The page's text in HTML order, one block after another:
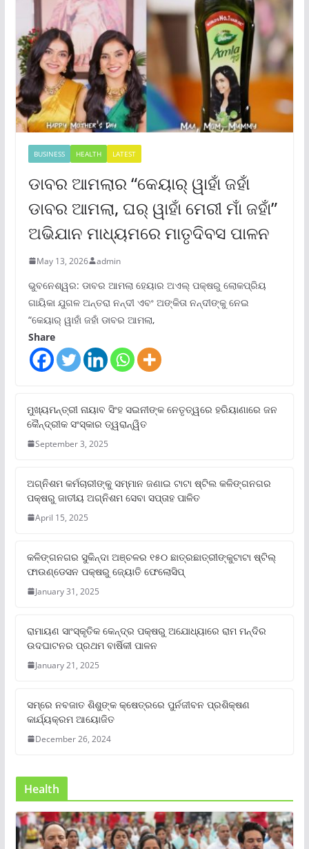
BUSINESS HEALTH LATEST
ଡାବର ଆମଲାର “କେୟାର୍ ୱାହାଁ ଜହାଁ
ଡାବର ଆମଲା, ଘର୍ ୱାହାଁ ମେରୀ ମାଁ ଜହାଁ”
ଅଭିଯାନ ମାଧ୍ୟମରେ ମାତୃଦିବସ ପାଳନ
May 13, 2026 admin
ଭୁବନେଶ୍ୱର: ଡାବର ଆମଲା ହେୟାର ଅଏଲ୍ ପକ୍ଷରୁ ଲୋକପ୍ରିୟ
ଗାୟିକା ଯୁଗଳ ଅନ୍ତରା ନନ୍ଦୀ ଏବଂ ଅଙ୍କିତା ନନ୍ଦୀଙ୍କୁ ନେଇ
“କେୟାର୍ ୱାହାଁ ଜହାଁ ଡାବର ଆମଲା,
Share
ମୁଖ୍ୟମନ୍ତ୍ରୀ ନାୟାବ ସିଂହ ସଇନୀଙ୍କ ନେତୃତ୍ୱରେ ହରିୟାଣାରେ ଜନ
କୈନ୍ଦ୍ରୀକ ସଂସ୍କାର ତ୍ୱରାନ୍ୱିତ
September 3, 2025
ଅଗ୍ନିଶମ କର୍ମଚାରୀଙ୍କୁ ସମ୍ମାନ ଜଣାଇ ଟାଟା ଷ୍ଟିଲ କଳିଙ୍ଗନଗର
ପକ୍ଷରୁ ଜାତୀୟ ଅଗ୍ନିଶମ ସେବା ସପ୍ତାହ ପାଳିତ
April 15, 2025
କଳିଙ୍ଗନଗର ସୁକିନ୍ଦା ଅଞ୍ଚଳର ୧୫୦ ଛାତ୍ରଛାତ୍ରୀଙ୍କୁଟାଟା ଷ୍ଟିଲ୍
ଫାଉଣ୍ଡେସନ ପକ୍ଷରୁ ଜ୍ୟୋତି ଫେଲୋସିପ୍‌
January 31, 2025
ରାମାୟଣ ସାଂସ୍କୃତିକ କେନ୍ଦ୍ର ପକ୍ଷରୁ ଅଯୋଧ୍ୟାରେ ରାମ ମନ୍ଦିର
ଉଦଘାଟନର ପ୍ରଥମ ବାର୍ଷିକୀ ପାଳନ
January 21, 2025
ସମ୍‌ରେ ନବଜାତ ଶିଶୁଙ୍କ କ୍ଷେତ୍ରରେ ପୁର୍ନଜୀବନ ପ୍ରଶିକ୍ଷଣ
କାର୍ଯ୍ୟକ୍ରମ ଆୟୋଜିତ
December 26, 2024
Health